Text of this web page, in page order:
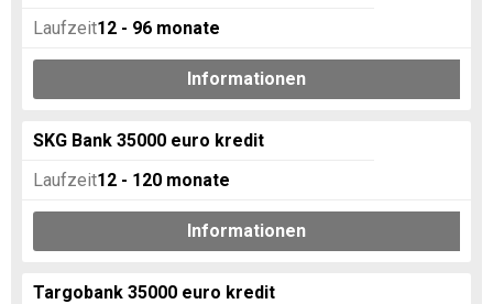
Laufzeit12 - 96 monate
Informationen
SKG Bank 35000 euro kredit
Laufzeit12 - 120 monate
Informationen
Targobank 35000 euro kredit